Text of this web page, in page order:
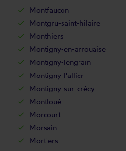
Montfaucon
Montgru-saint-hilaire
Monthiers
Montigny-en-arrouaise
Montigny-lengrain
Montigny-l'allier
Montigny-sur-crécy
Montloué
Morcourt
Morsain
Mortiers